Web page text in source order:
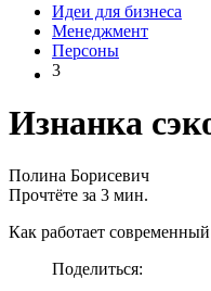
Идеи для бизнеса
Менеджмент
Персоны
3
Изнанка
Полина Борисевич
Прочтёте за 3 мин.
Как работает
Поделиться: